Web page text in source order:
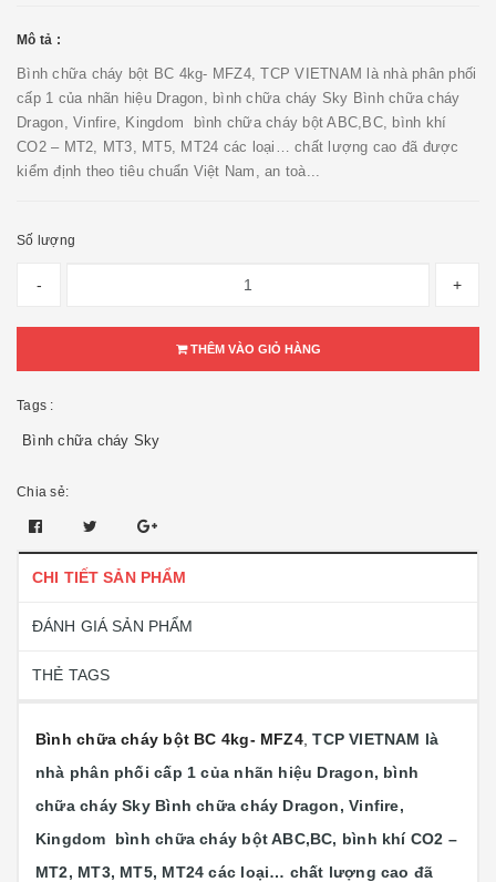
Mô tả :
Bình chữa cháy bột BC 4kg- MFZ4, TCP VIETNAM là nhà phân phối
cấp 1 của nhãn hiệu Dragon, bình chữa cháy Sky Bình chữa cháy
Dragon, Vinfire, Kingdom bình chữa cháy bột ABC,BC, bình khí
CO2 – MT2, MT3, MT5, MT24 các loại… chất lượng cao đã được
kiểm định theo tiêu chuẩn Việt Nam, an toà...
Số lượng
- +
THÊM VÀO GIỎ HÀNG
Tags :
Bình chữa cháy Sky
Chia sẻ:
CHI TIẾT SẢN PHẨM
ĐÁNH GIÁ SẢN PHẨM
THẺ TAGS
Bình chữa cháy bột BC 4kg- MFZ4,TCP VIETNAM là
nhà phân phối cấp 1 của nhãn hiệu Dragon, bình
chữa cháy Sky Bình chữa cháy Dragon, Vinfire,
Kingdom bình chữa cháy bột ABC,BC, bình khí CO2 –
MT2, MT3, MT5, MT24 các loại… chất lượng cao đã